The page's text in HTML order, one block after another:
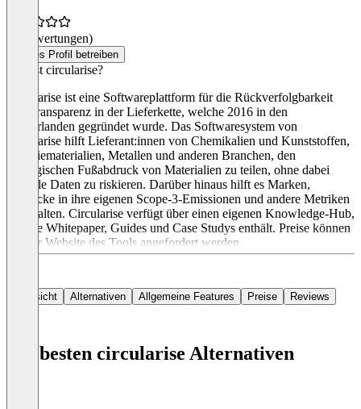
(0 Bewertungen)
Dieses Profil betreiben
Was ist circularise?
Circularise ist eine Softwareplattform für die Rückverfolgbarkeit
und Transparenz in der Lieferkette, welche 2016 in den
Niederlanden gegründet wurde. Das Softwaresystem von
Circularise hilft Lieferant:innen von Chemikalien und Kunststoffen,
Batteriematerialien, Metallen und anderen Branchen, den
ökologischen Fußabdruck von Materialien zu teilen, ohne dabei
sensible Daten zu riskieren. Darüber hinaus hilft es Marken,
Einblicke in ihre eigenen Scope-3-Emissionen und andere Metriken
zu erhalten. Circularise verfügt über einen eigenen Knowledge-Hub,
welche Whitepaper, Guides und Case Studys enthält. Preise können
auf der Website des Tools angefordert werden.
Übersicht Alternativen Allgemeine Features Preise Reviews
Die besten circularise Alternativen